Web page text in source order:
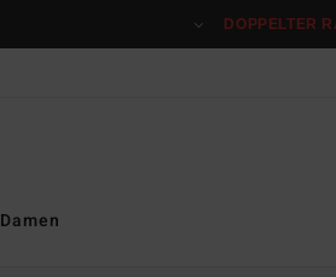
DOPPELTER
Damen